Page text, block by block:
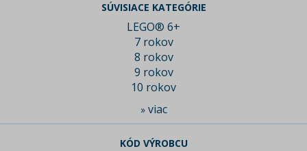
SÚVISIACE KATEGÓRIE
LEGO® 6+
7 rokov
8 rokov
9 rokov
10 rokov
» viac
KÓD VÝROBCU